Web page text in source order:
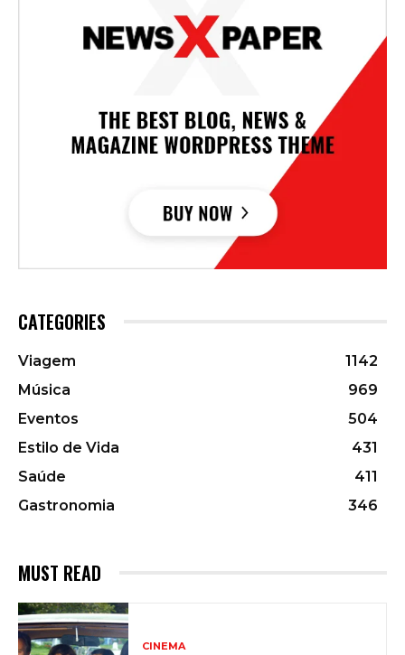
CATEGORIES
Viagem
1142
Música
969
Eventos
504
Estilo de Vida
431
Saúde
411
Gastronomia
346
MUST READ
CINEMA